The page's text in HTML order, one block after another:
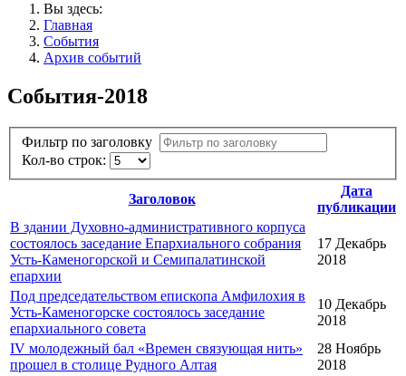
Вы здесь:
Главная
События
Архив событий
События-2018
Фильтр по заголовку
Кол-во строк:
Заголовок
Дата
публикации
В здании Духовно-административного корпуса
состоялось заседание Епархиального собрания
Усть-Каменогорской и Семипалатинской
епархии
17 Декабрь
2018
Под председательством епископа Амфилохия в
Усть-Каменогорске состоялось заседание
епархиального совета
10 Декабрь
2018
IV молодежный бал «Времен связующая нить»
прошел в столице Рудного Алтая
28 Ноябрь
2018